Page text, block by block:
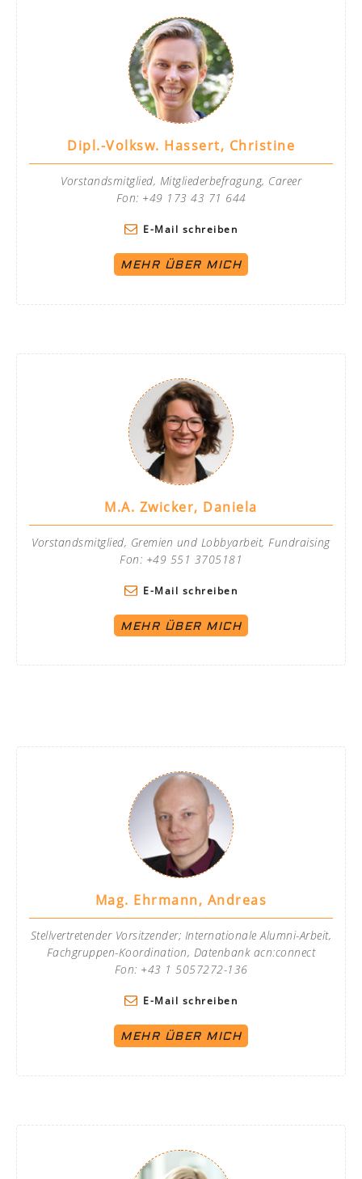
Dipl.-Volksw. Hassert, Christine
Vorstandsmitglied, Mitgliederbefragung, Career
Fon: +49 173 43 71 644
E-Mail schreiben
MEHR ÜBER MICH
M.A. Zwicker, Daniela
Vorstandsmitglied, Gremien und Lobbyarbeit, Fundraising
Fon: +49 551 3705181
E-Mail schreiben
MEHR ÜBER MICH
Mag. Ehrmann, Andreas
Stellvertretender Vorsitzender; Internationale Alumni-Arbeit,
Fachgruppen-Koordination, Datenbank acn:connect
Fon: +43 1 5057272-136
E-Mail schreiben
MEHR ÜBER MICH